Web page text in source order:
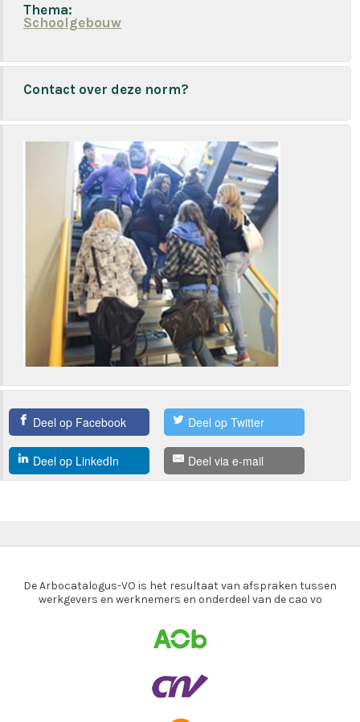
Thema:
Schoolgebouw
Contact over deze norm?
Deel op Facebook Deel op Twitter
Deel op LinkedIn Deel via e-mail
De Arbocatalogus-VO is het resultaat van afspraken tussen
werkgevers en werknemers en onderdeel van de cao vo